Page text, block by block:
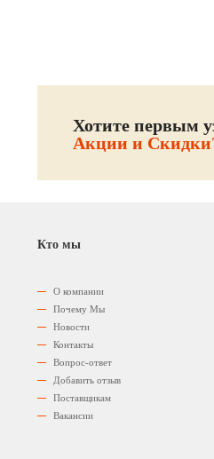
Хотите первым
Акции и
Кто мы
О компании
Почему Мы
Новости
Контакты
Вопрос-ответ
Добавить отзыв
Поставщикам
Вакансии